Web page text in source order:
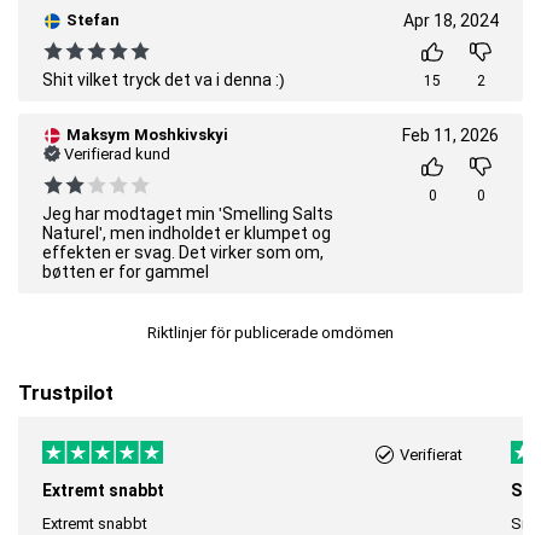
Stefan
Shit vilket tryck det va i denna :)
Apr 18, 2024
15 2
Maksym Moshkivskyi
Verifierad kund
Jeg har modtaget min 'Smelling Salts
Naturel', men indholdet er klumpet og
effekten er svag. Det virker som om,
bøtten er for gammel
Feb 11, 2026
0 0
Riktlinjer för publicerade omdömen
Trustpilot
Verifierat
Extremt snabbt
Extremt snabbt